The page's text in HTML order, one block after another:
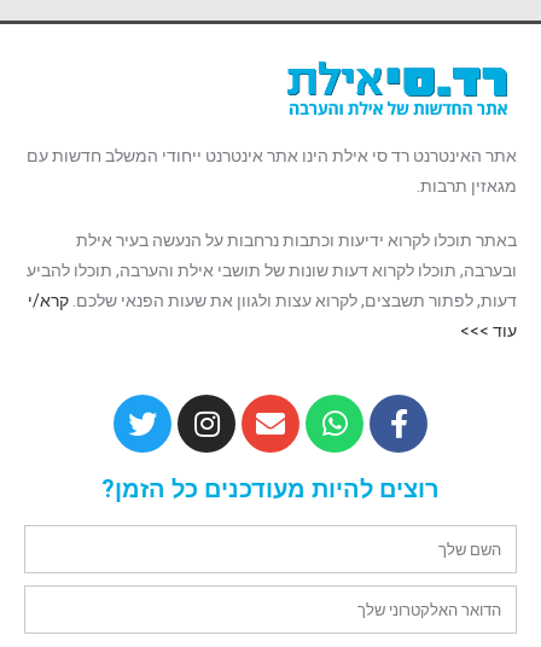
אתר האינטרנט רד סי אילת הינו אתר אינטרנט ייחודי המשלב חדשות עם
מגאזין תרבות.
באתר תוכלו לקרוא ידיעות וכתבות נרחבות על הנעשה בעיר אילת
ובערבה, תוכלו לקרוא דעות שונות של תושבי אילת והערבה, תוכלו להביע
דעות, לפתור תשבצים, לקרוא עצות ולגוון את שעות הפנאי שלכם. קרא/י
עוד >>>
רוצים להיות מעודכנים כל הזמן?